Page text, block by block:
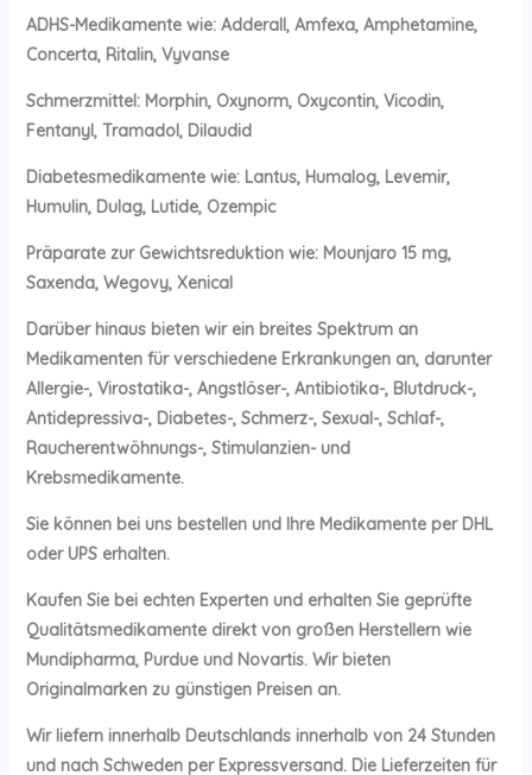
ADHS-Medikamente wie: Adderall, Amfexa, Amphetamine,
Concerta, Ritalin, Vyvanse
Schmerzmittel: Morphin, Oxynorm, Oxycontin, Vicodin,
Fentanyl, Tramadol, Dilaudid
Diabetesmedikamente wie: Lantus, Humalog, Levemir,
Humulin, Dulag, Lutide, Ozempic
Präparate zur Gewichtsreduktion wie: Mounjaro 15 mg,
Saxenda, Wegovy, Xenical
Darüber hinaus bieten wir ein breites Spektrum an
Medikamenten für verschiedene Erkrankungen an, darunter
Allergie-, Virostatika-, Angstlöser-, Antibiotika-, Blutdruck-,
Antidepressiva-, Diabetes-, Schmerz-, Sexual-, Schlaf-,
Raucherentwöhnungs-, Stimulanzien- und
Krebsmedikamente.
Sie können bei uns bestellen und Ihre Medikamente per DHL
oder UPS erhalten.
Kaufen Sie bei echten Experten und erhalten Sie geprüfte
Qualitätsmedikamente direkt von großen Herstellern wie
Mundipharma, Purdue und Novartis. Wir bieten
Originalmarken zu günstigen Preisen an.
Wir liefern innerhalb Deutschlands innerhalb von 24 Stunden
und nach Schweden per Expressversand. Die Lieferzeiten für